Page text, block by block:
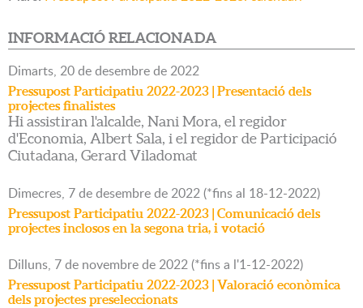
INFORMACIÓ RELACIONADA
Dimarts, 20dedesembrede 2022
Pressupost Participatiu 2022-2023 | Presentació dels
projectes finalistes
Hi assistiran l'alcalde, Nani Mora, el regidor
d'Economia, Albert Sala, i el regidor de Participació
Ciutadana, Gerard Viladomat
Dimecres, 7dedesembrede 2022(*fins al 18-12-2022)
Pressupost Participatiu 2022-2023 | Comunicació dels
projectes inclosos en la segona tria, i votació
Dilluns, 7de novembrede 2022(*fins a l'1-12-2022)
Pressupost Participatiu 2022-2023 | Valoració econòmica
dels projectes preseleccionats